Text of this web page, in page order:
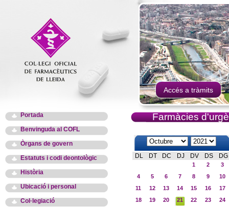
Accés a tràmits
Portada
Benvinguda al COFL
Òrgans de govern
Estatuts i codi deontològic
Història
Ubicació i personal
Col·legiació
Farmàcies
DL DT DC DJ DV DS DG
1 2
3
4
5 6 7 8 9
10
11
12 13 14 15 16
17
18
19 20 21 22 23
24